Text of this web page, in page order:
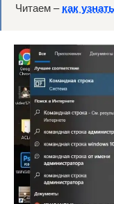
Читаем –как